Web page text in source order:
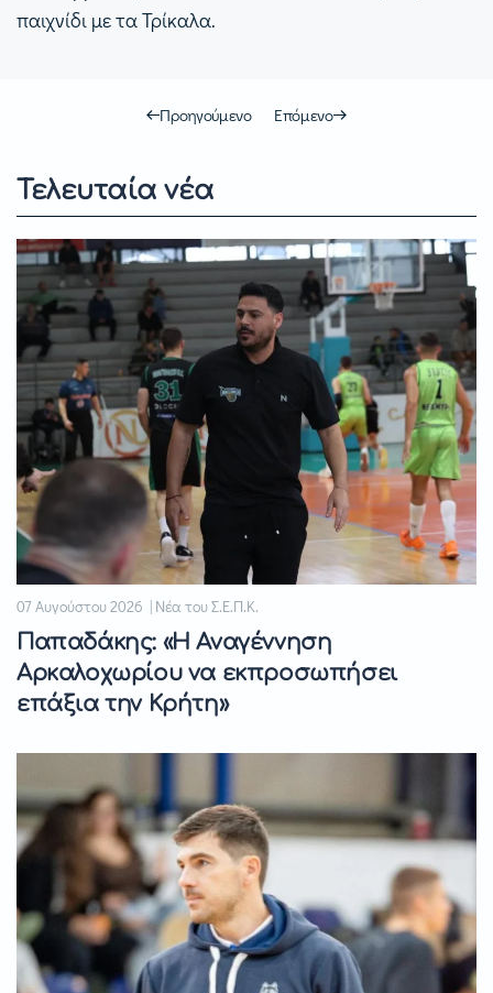
παιχνίδι με τα Τρίκαλα.
Προηγούμενο Επόμενο
Τελευταία νέα
07 Αυγούστου 2026 | Νέα του Σ.Ε.Π.Κ.
Παπαδάκης: «Η Αναγέννηση
Αρκαλοχωρίου να εκπροσωπήσει
επάξια την Κρήτη»